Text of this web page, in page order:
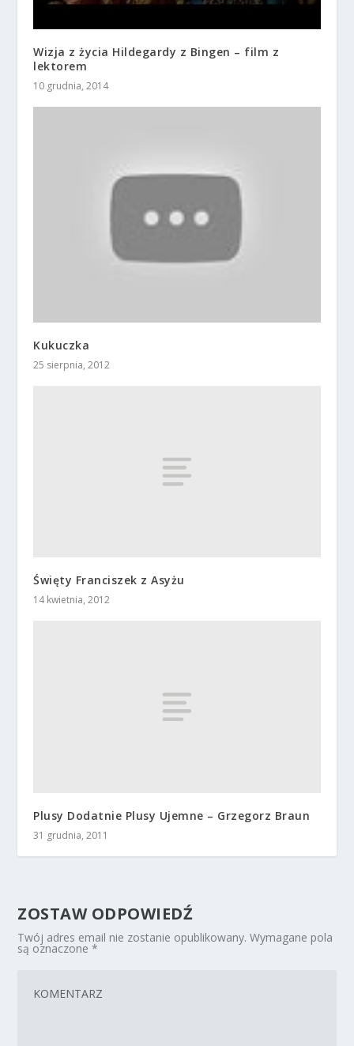
Wizja z życia Hildegardy z Bingen – film z
lektorem
10 grudnia, 2014
Kukuczka
25 sierpnia, 2012
Święty Franciszek z Asyżu
14 kwietnia, 2012
Plusy Dodatnie Plusy Ujemne – Grzegorz Braun
31 grudnia, 2011
ZOSTAW ODPOWIEDŹ
Twój adres email nie zostanie opublikowany. Wymagane pola
są oznaczone*